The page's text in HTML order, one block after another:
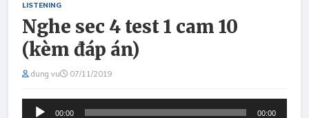
LISTENING
Nghe sec 4 test 1 cam 10
(kèm đáp án)
dung vu 07/11/2019
Audio
00:00 00:00